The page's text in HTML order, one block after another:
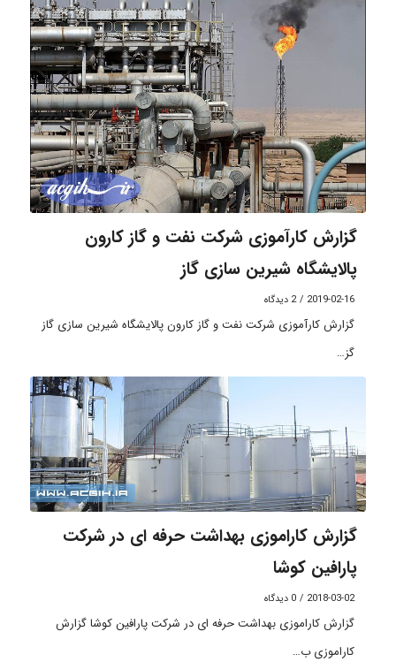
گزارش کارآموزی شرکت نفت و گاز کارون
پالایشگاه شیرین سازی گاز
2019-02-16
/ 2 دیدگاه
گزارش کارآموزی شرکت نفت و گاز کارون پالایشگاه شیرین سازی گاز
گز…
گزارش کاراموزی بهداشت حرفه ای در شرکت
پارافین کوشا
2018-03-02
/ 0 دیدگاه
گزارش کاراموزی بهداشت حرفه ای در شرکت پارافین کوشا گزارش
کاراموزی ب…